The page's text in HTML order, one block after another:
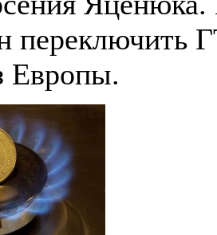
переключить
Европы.